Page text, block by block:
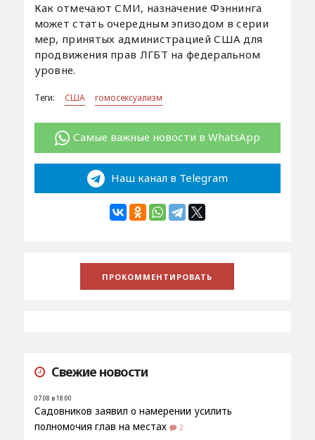
Как отмечают СМИ, назначение Фэннинга
может стать очередным эпизодом в серии
мер, принятых администрацией США для
продвижения прав ЛГБТ на федеральном
уровне.
Теги: США гомосексуализм
Самые важные новости в WhatsApp
Наш канал в Telegram
Свежие новости
07.08 в 18:00
Садовников заявил о намерении усилить
полномочия глав на местах
2